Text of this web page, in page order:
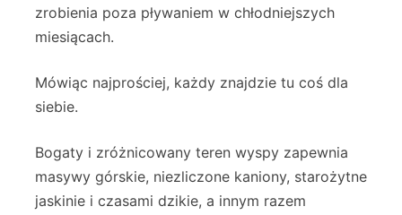
zrobienia poza pływaniem w chłodniejszych
miesiącach.
Mówiąc najprościej, każdy znajdzie tu coś dla
siebie.
Bogaty i zróżnicowany teren wyspy zapewnia
masywy górskie, niezliczone kaniony, starożytne
jaskinie i czasami dzikie, a innym razem